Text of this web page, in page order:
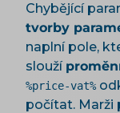
Chybějící
tvorby
naplní pole,
slouží
%price-vat%
počítat. Marži